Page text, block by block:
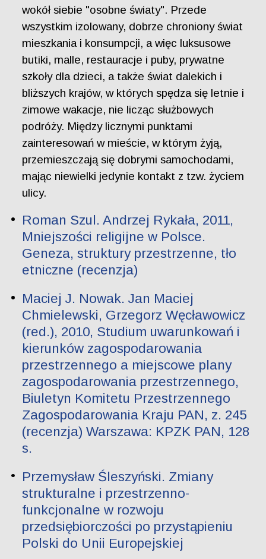
wokół siebie "osobne światy". Przede
wszystkim izolowany, dobrze chroniony świat
mieszkania i konsumpcji, a więc luksusowe
butiki, malle, restauracje i puby, prywatne
szkoły dla dzieci, a także świat dalekich i
bliższych krajów, w których spędza się letnie i
zimowe wakacje, nie licząc służbowych
podróży. Między licznymi punktami
zainteresowań w mieście, w którym żyją,
przemieszczają się dobrymi samochodami,
mając niewielki jedynie kontakt z tzw. życiem
ulicy.
Roman Szul. Andrzej Rykała, 2011,
Mniejszości religijne w Polsce.
Geneza, struktury przestrzenne, tło
etniczne (recenzja)
Maciej J. Nowak. Jan Maciej
Chmielewski, Grzegorz Węcławowicz
(red.), 2010, Studium uwarunkowań i
kierunków zagospodarowania
przestrzennego a miejscowe plany
zagospodarowania przestrzennego,
Biuletyn Komitetu Przestrzennego
Zagospodarowania Kraju PAN, z. 245
(recenzja) Warszawa: KPZK PAN, 128
s.
Przemysław Śleszyński. Zmiany
strukturalne i przestrzenno-
funkcjonalne w rozwoju
przedsiębiorczości po przystąpieniu
Polski do Unii Europejskiej